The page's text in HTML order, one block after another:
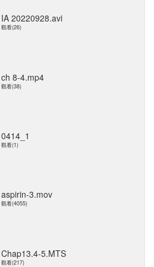
IA 20220928.avi
觀看(26)
ch 8-4.mp4
觀看(38)
0414_1
觀看(1)
aspirin-3.mov
觀看(4055)
Chap13.4-5.MTS
觀看(217)